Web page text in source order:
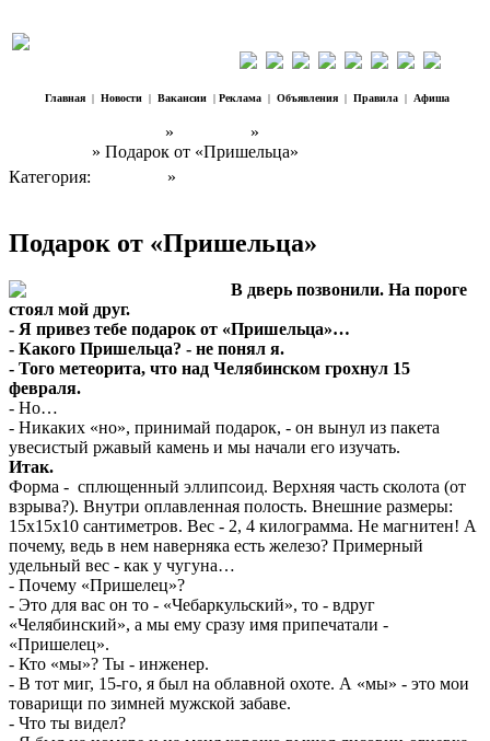
Главная | Новости | Вакансии | Реклама | Объявления | Правила | Афиша
» »
» Подарок от «Пришельца»
Категория:
»
Подарок от «Пришельца»
В дверь позвонили. На пороге
стоял мой друг.
- Я привез тебе подарок от «Пришельца»…
- Какого Пришельца? - не понял я.
- Того метеорита, что над Челябинском грохнул 15
февраля.
- Но…
- Никаких «но», принимай подарок, - он вынул из пакета
увесистый ржавый камень и мы начали его изучать.
Итак.
Форма - сплющенный эллипсоид. Верхняя часть сколота (от
взрыва?). Внутри оплавленная полость. Внешние размеры:
15x15x10 сантиметров. Вес - 2, 4 килограмма. Не магнитен! А
почему, ведь в нем наверняка есть железо? Примерный
удельный вес - как у чугуна…
- Почему «Пришелец»?
- Это для вас он то - «Чебаркульский», то - вдруг
«Челябинский», а мы ему сразу имя припечатали -
«Пришелец».
- Кто «мы»? Ты - инженер.
- В тот миг, 15-го, я был на облавной охоте. А «мы» - это мои
товарищи по зимней мужской забаве.
- Что ты видел?